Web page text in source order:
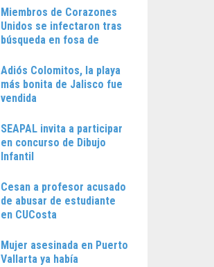
Miembros de Corazones
Unidos se infectaron tras
búsqueda en fosa de
Adiós Colomitos, la playa
más bonita de Jalisco fue
vendida
SEAPAL invita a participar
en concurso de Dibujo
Infantil
Cesan a profesor acusado
de abusar de estudiante
en CUCosta
Mujer asesinada en Puerto
Vallarta ya había